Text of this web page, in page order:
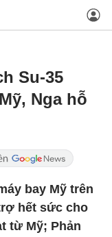
Su-35
Nga hỗ
bay Mỹ trên
hết sức cho
từ Mỹ; Phản